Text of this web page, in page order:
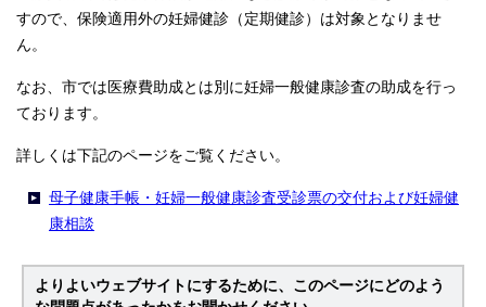
すので、保険適用外の妊婦健診（定期健診）は対象となりませ
ん。
なお、市では医療費助成とは別に妊婦一般健康診査の助成を行っ
ております。
詳しくは下記のページをご覧ください。
母子健康手帳・妊婦一般健康診査受診票の交付および妊婦健
康相談
よりよいウェブサイトにするために、このページにどのよう